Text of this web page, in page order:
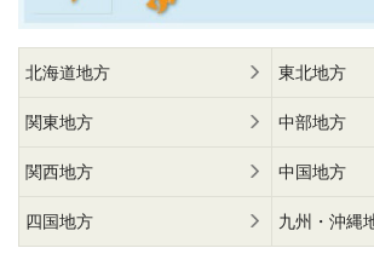
北海道地方 東北地方
関東地方 中部地方
関西地方 中国地方
四国地方 九州・沖縄